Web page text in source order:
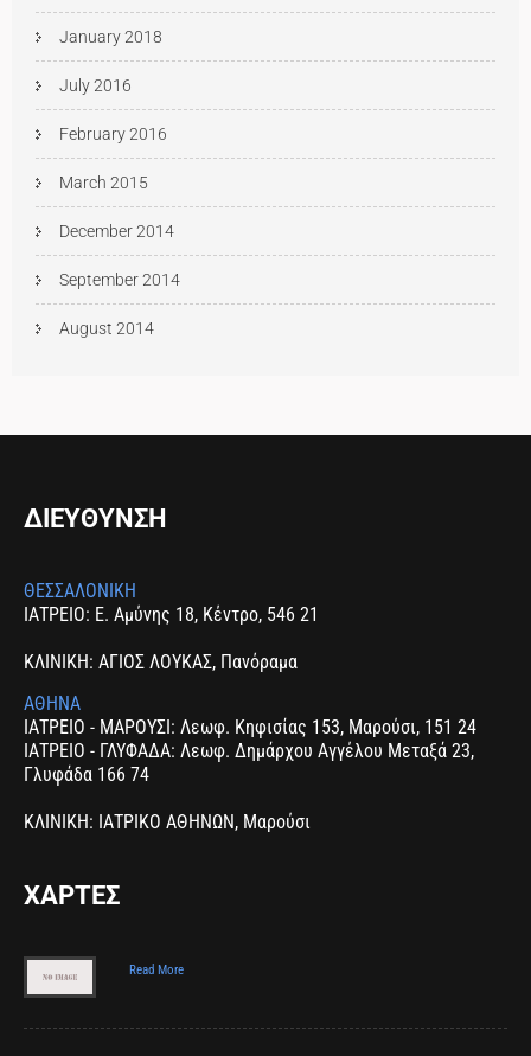
January 2018
July 2016
February 2016
March 2015
December 2014
September 2014
August 2014
ΔΙΕΥΘΥΝΣΗ
ΘΕΣΣΑΛΟΝΙΚΗ
ΙΑΤΡΕΙΟ: Ε. Αμύνης 18, Κέντρο, 546 21
ΚΛΙΝΙΚΗ: ΑΓΙΟΣ ΛΟΥΚΑΣ, Πανόραμα
ΑΘΗΝΑ
ΙΑΤΡΕΙΟ - ΜΑΡΟΥΣΙ: Λεωφ. Κηφισίας 153, Μαρούσι, 151 24
ΙΑΤΡΕΙΟ - ΓΛΥΦΑΔΑ: Λεωφ. Δημάρχου Αγγέλου Μεταξά 23,
Γλυφάδα 166 74
ΚΛΙΝΙΚΗ: ΙΑΤΡΙΚΟ ΑΘΗΝΩΝ, Μαρούσι
ΧΑΡΤΕΣ
Read More